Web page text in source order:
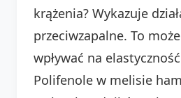
krążenia? Wykazuje
przeciwzapalne. To
wpływać na
Polifenole w melisie